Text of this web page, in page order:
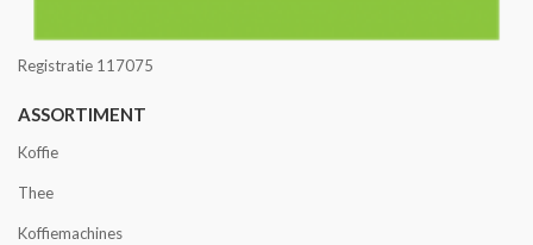
Registratie 117075
ASSORTIMENT
Koffie
Thee
Koffiemachines